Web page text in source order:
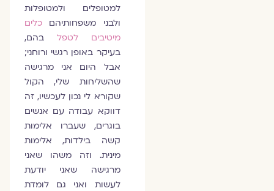
למטופלים ולמטופלות
ולבני משפחותיהם
כלים
מיטיבים לטפלבהם,
בעיקר באופן רגשי ורוחני;
אבל היום אני מרגישה
שהשליחות שלי, הקול
שקורא לי נכון לעכשיו, זה
דווקא עבודה עם אנשים
בוגרים, שעברו אלימות
קשה בילדות, אלימות
מינית. וזה משהו שאני
מרגישה שאני יודעת
לעשות ואני גם לומדת